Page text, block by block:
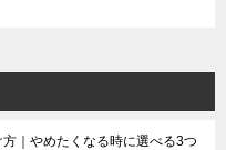
｜やめたくなる時に選べる3つ